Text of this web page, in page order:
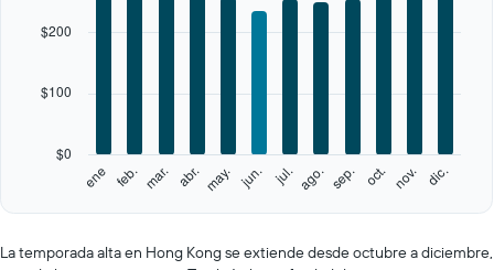
Range:
categories.
values.
ene feb. mar. abr. may. jun. jul. ago. sep. oct. nov. dic.
$0
$100
$200
interactive
La temporada alta en Hong Kong se extiende desde octubre a diciembre,